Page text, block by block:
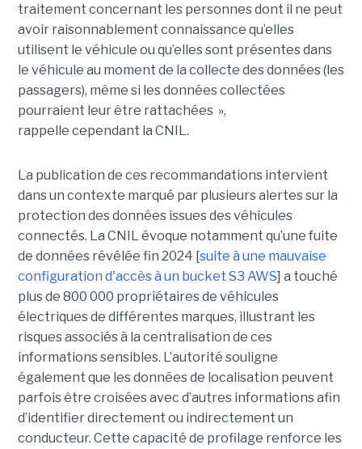
traitement concernant les personnes dont il ne peut
avoir raisonnablement connaissance qu’elles
utilisent le véhicule ou qu’elles sont présentes dans
le véhicule au moment de la collecte des données (les
passagers), même si les données collectées
pourraient leur être rattachées »,
rappelle cependant la CNIL.
La publication de ces recommandations intervient
dans un contexte marqué par plusieurs alertes sur la
protection des données issues des véhicules
connectés. La CNIL évoque notamment qu’une fuite
de données révélée fin 2024 [suite à une mauvaise
configuration d'accès à un bucket S3 AWS] a touché
plus de 800 000 propriétaires de véhicules
électriques de différentes marques, illustrant les
risques associés à la centralisation de ces
informations sensibles. L’autorité souligne
également que les données de localisation peuvent
parfois être croisées avec d’autres informations afin
d’identifier directement ou indirectement un
conducteur. Cette capacité de profilage renforce les